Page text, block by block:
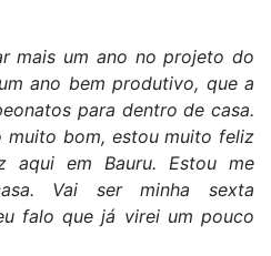
mais um ano no projeto do
ano bem produtivo, que a
para dentro de casa.
muito bom, estou muito feliz
aqui em Bauru. Estou me
Vai ser minha sexta
falo que já virei um pouco